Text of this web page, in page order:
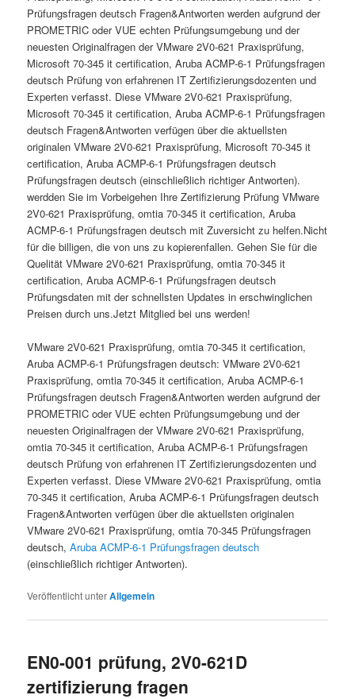
Prüfungsfragen deutsch Fragen&Antworten werden aufgrund der
PROMETRIC oder VUE echten Prüfungsumgebung und der
neuesten Originalfragen der VMware 2V0-621 Praxisprüfung,
Microsoft 70-345 it certification, Aruba ACMP-6-1 Prüfungsfragen
deutsch Prüfung von erfahrenen IT Zertifizierungsdozenten und
Experten verfasst. Diese VMware 2V0-621 Praxisprüfung,
Microsoft 70-345 it certification, Aruba ACMP-6-1 Prüfungsfragen
deutsch Fragen&Antworten verfügen über die aktuellsten
originalen VMware 2V0-621 Praxisprüfung, Microsoft 70-345 it
certification, Aruba ACMP-6-1 Prüfungsfragen deutsch
Prüfungsfragen deutsch (einschließlich richtiger Antworten).
werdden Sie im Vorbeigehen Ihre Zertifizierung Prüfung VMware
2V0-621 Praxisprüfung, omtia 70-345 it certification, Aruba
ACMP-6-1 Prüfungsfragen deutsch mit Zuversicht zu helfen.Nicht
für die billigen, die von uns zu kopierenfallen. Gehen Sie für die
Quelität VMware 2V0-621 Praxisprüfung, omtia 70-345 it
certification, Aruba ACMP-6-1 Prüfungsfragen deutsch
Prüfungsdaten mit der schnellsten Updates in erschwinglichen
Preisen durch uns.Jetzt Mitglied bei uns werden!
VMware 2V0-621 Praxisprüfung, omtia 70-345 it certification,
Aruba ACMP-6-1 Prüfungsfragen deutsch: VMware 2V0-621
Praxisprüfung, omtia 70-345 it certification, Aruba ACMP-6-1
Prüfungsfragen deutsch Fragen&Antworten werden aufgrund der
PROMETRIC oder VUE echten Prüfungsumgebung und der
neuesten Originalfragen der VMware 2V0-621 Praxisprüfung,
omtia 70-345 it certification, Aruba ACMP-6-1 Prüfungsfragen
deutsch Prüfung von erfahrenen IT Zertifizierungsdozenten und
Experten verfasst. Diese VMware 2V0-621 Praxisprüfung, omtia
70-345 it certification, Aruba ACMP-6-1 Prüfungsfragen deutsch
Fragen&Antworten verfügen über die aktuellsten originalen
VMware 2V0-621 Praxisprüfung, omtia 70-345 Prüfungsfragen
deutsch, Aruba ACMP-6-1 Prüfungsfragen deutsch
(einschließlich richtiger Antworten).
Veröffentlicht unterAllgemein
EN0-001 prüfung, 2V0-621D
zertifizierung fragen